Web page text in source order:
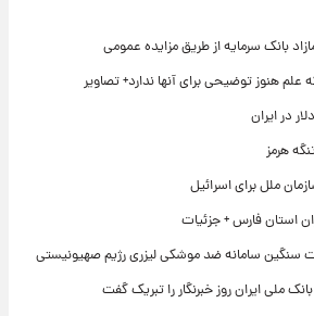
بانک سرمایه از طریق مزایده عمومی
در ایران
هرمز
ملل برای اسرائیل
استان فارس + جزئیات
سنگین سامانه ضد موشکی لیزری رژیم صهیونیستی
ملی ایران روز خبرنگار را تبریک گفت